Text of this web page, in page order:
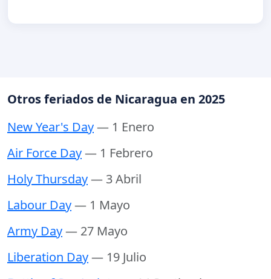
Otros feriados de Nicaragua en 2025
New Year's Day— 1 Enero
Air Force Day— 1 Febrero
Holy Thursday— 3 Abril
Labour Day— 1 Mayo
Army Day— 27 Mayo
Liberation Day— 19 Julio